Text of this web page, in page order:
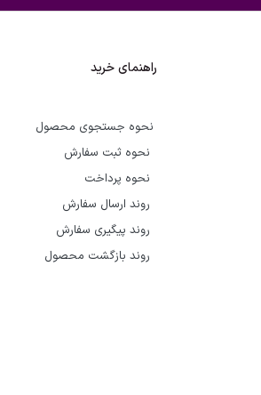
راهنمای خرید
نحوه جستجوی محصول
نحوه ثبت سفارش
نحوه پرداخت
روند ارسال سفارش
روند پیگیری سفارش
روند بازگشت محصول